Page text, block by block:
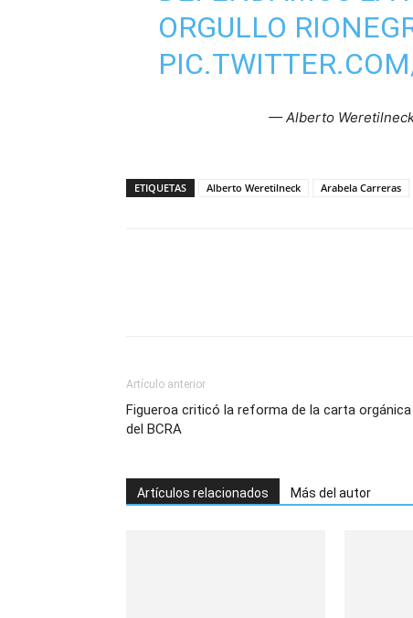
ORGULLO
— Alberto
ETIQUETAS Alberto Weretilneck Arabela Carreras
Artículo anterior
Figueroa criticó la reforma de la carta orgánica
del BCRA
Artículos relacionados Más del autor